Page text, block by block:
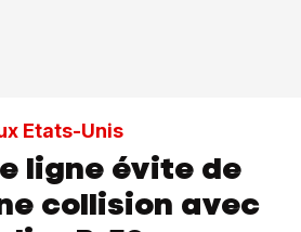
Etats-Unis
ligne évite de
collision avec